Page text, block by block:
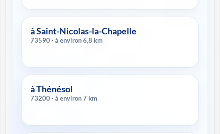
à Saint-Nicolas-la-Chapelle
73590 · à environ 6,8 km
à Thénésol
73200 · à environ 7 km